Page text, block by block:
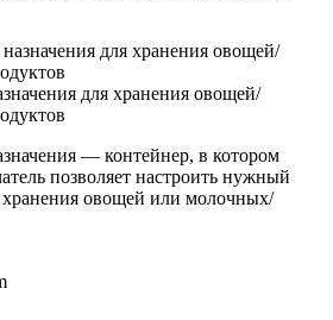
для хранения овощей/
— контейнер, в котором
позволяет настроить нужный
овощей или молочных/